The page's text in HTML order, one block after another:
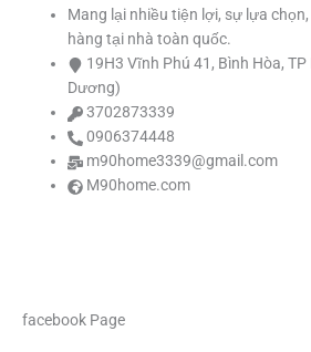
k a
m
Mang lại nhiều tiện lợi, sự lựa
hàng tại nhà toàn quốc.
19H3 Vĩnh Phú 41, Bình Hòa,
Dương)
3702873339
0906374448
m90home3339@gmail.com
M90home.com
facebook Page